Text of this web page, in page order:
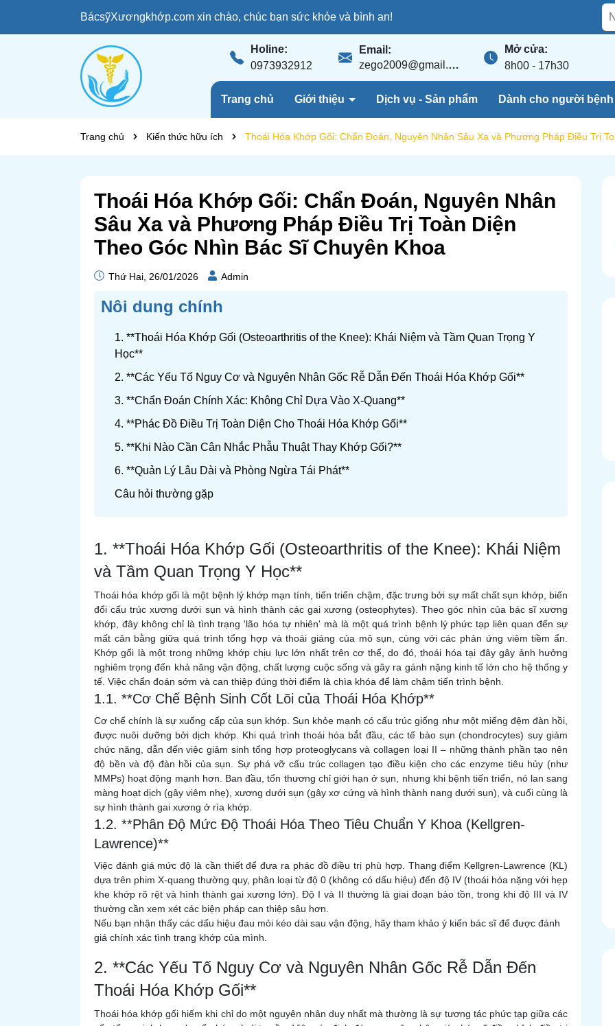
BácsỹXươngkhớp.com xin chào, chúc bạn sức khỏe và bình an!
Holine:
0973932912
Email:
zego2009@gmail.com
Mở cửa:
8h00 - 17h30
Trang chủ Giới thiệu Dịch vụ - Sản phẩm Dành cho người bệnh
Trang chủ Kiến thức hữu ích Thoái Hóa Khớp Gối: Chẩn Đoán, Nguyên Nhân Sâu Xa và Phương Pháp Điều Trị
Thoái Hóa Khớp Gối: Chẩn Đoán, Nguyên Nhân
Sâu Xa và Phương Pháp Điều Trị Toàn Diện
Theo Góc Nhìn Bác Sĩ Chuyên Khoa
Thứ Hai, 26/01/2026 Admin
Nôi dung chính
1. **Thoái Hóa Khớp Gối (Osteoarthritis of the Knee): Khái Niệm và Tầm Quan Trọng Y
Học**
2. **Các Yếu Tố Nguy Cơ và Nguyên Nhân Gốc Rễ Dẫn Đến Thoái Hóa Khớp Gối**
3. **Chẩn Đoán Chính Xác: Không Chỉ Dựa Vào X-Quang**
4. **Phác Đồ Điều Trị Toàn Diện Cho Thoái Hóa Khớp Gối**
5. **Khi Nào Cần Cân Nhắc Phẫu Thuật Thay Khớp Gối?**
6. **Quản Lý Lâu Dài và Phòng Ngừa Tái Phát**
Câu hỏi thường gặp
1. **Thoái Hóa Khớp Gối (Osteoarthritis of the Knee): Khái Niệm
và Tầm Quan Trọng Y Học**
Thoái hóa khớp gối là một bệnh lý khớp mạn tính, tiến triển chậm, đặc trưng bởi sự mất chất sụn khớp, biến
đổi cấu trúc xương dưới sụn và hình thành các gai xương (osteophytes). Theo góc nhìn của bác sĩ xương
khớp, đây không chỉ là tình trạng 'lão hóa tự nhiên' mà là một quá trình bệnh lý phức tạp liên quan đến sự
mất cân bằng giữa quá trình tổng hợp và thoái giáng của mô sụn, cùng với các phản ứng viêm tiềm ẩn.
Khớp gối là một trong những khớp chịu lực lớn nhất trên cơ thể, do đó, thoái hóa tại đây gây ảnh hưởng
nghiêm trọng đến khả năng vận động, chất lượng cuộc sống và gây ra gánh nặng kinh tế lớn cho hệ thống y
tế. Việc chẩn đoán sớm và can thiệp đúng thời điểm là chìa khóa để làm chậm tiến trình bệnh.
1.1. **Cơ Chế Bệnh Sinh Cốt Lõi của Thoái Hóa Khớp**
Cơ chế chính là sự xuống cấp của sụn khớp. Sụn khỏe mạnh có cấu trúc giống như một miếng đệm đàn hồi,
được nuôi dưỡng bởi dịch khớp. Khi quá trình thoái hóa bắt đầu, các tế bào sụn (chondrocytes) suy giảm
chức năng, dẫn đến việc giảm sinh tổng hợp proteoglycans và collagen loại II – những thành phần tạo nên
độ bền và độ đàn hồi của sụn. Sự phá vỡ cấu trúc collagen tạo điều kiện cho các enzyme tiêu hủy (như
MMPs) hoạt động mạnh hơn. Ban đầu, tổn thương chỉ giới hạn ở sụn, nhưng khi bệnh tiến triển, nó lan sang
màng hoạt dịch (gây viêm nhẹ), xương dưới sụn (gây xơ cứng và hình thành nang dưới sụn), và cuối cùng là
sự hình thành gai xương ở rìa khớp.
1.2. **Phân Độ Mức Độ Thoái Hóa Theo Tiêu Chuẩn Y Khoa (Kellgren-
Lawrence)**
Việc đánh giá mức độ là cần thiết để đưa ra phác đồ điều trị phù hợp. Thang điểm Kellgren-Lawrence (KL)
dựa trên phim X-quang thường quy, phân loại từ độ 0 (không có dấu hiệu) đến độ IV (thoái hóa nặng với hẹp
khe khớp rõ rệt và hình thành gai xương lớn). Độ I và II thường là giai đoạn bảo tồn, trong khi độ III và IV
thường cần xem xét các biện pháp can thiệp sâu hơn.
Nếu bạn nhận thấy các dấu hiệu đau mỏi kéo dài sau vận động, hãy tham khảo ý kiến bác sĩ để được đánh
giá chính xác tình trạng khớp của mình.
2. **Các Yếu Tố Nguy Cơ và Nguyên Nhân Gốc Rễ Dẫn Đến
Thoái Hóa Khớp Gối**
Thoái hóa khớp gối hiếm khi chỉ do một nguyên nhân duy nhất mà thường là sự tương tác phức tạp giữa các